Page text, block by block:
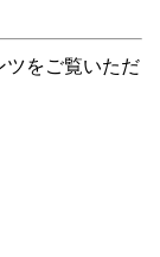
ツをご覧いただ